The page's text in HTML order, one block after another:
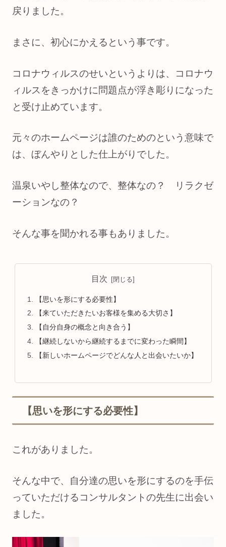
戻りました。
まさに、初心にかえるという事です。
コロナウィルスのせいというよりは、コロナウ
ィルスをきっかけに問題点が浮き彫りになった
と受け止めています。
元々のホームページは誰のためのという意味で
は、ぼんやりとした仕上がりでした。
温泉いやし整体なので、整体なの？ リラクゼ
ーションなの？
そんな事を聞かれる事もありました。
目次
【思いを形にする必要性】
【来ていただきたいお客様を集める大切さ】
【自分自身の概念と向き合う】
【継続しないから継続するまでに変わった瞬間】
【新しいホームページでどんな人と出会いたいか】
【思いを形にする必要性】
これがありました。
そんな中で、自分達の思いを形にするのを手伝
っていただけるコンサルタントの先生に出会い
ました。